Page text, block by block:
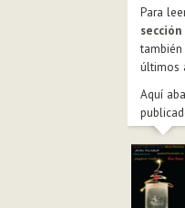
Para
últimos
Aquí